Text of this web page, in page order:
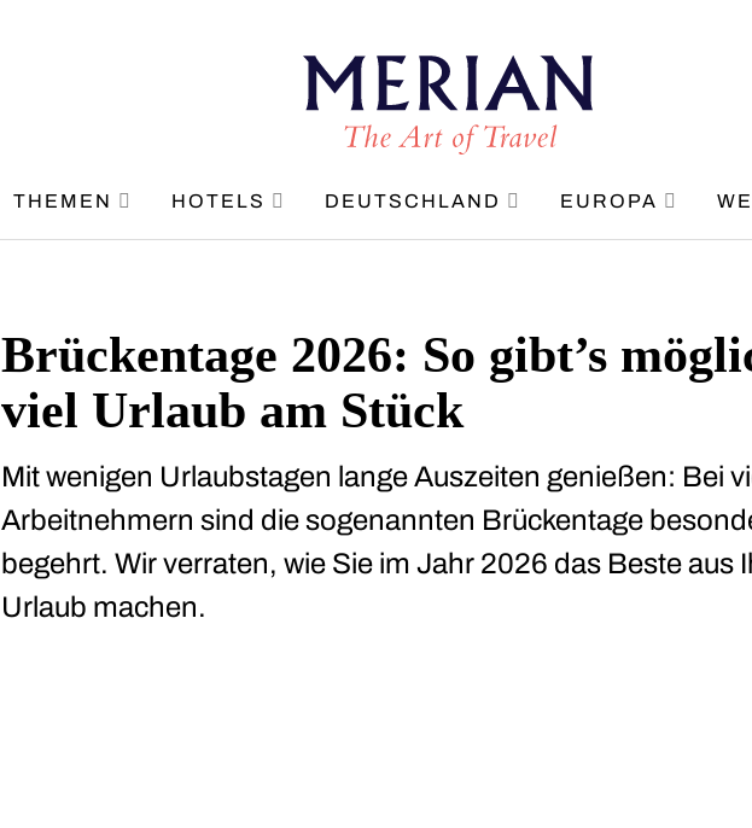
THEMEN HOTELS DEUTSCHLAND EUROPA
Brückentage 2026: So gibt’s
viel Urlaub am Stück
Mit wenigen Urlaubstagen lange Auszeiten genießen: Bei
Arbeitnehmern sind die sogenannten Brückentage
begehrt. Wir verraten, wie Sie im Jahr 2026 das Beste aus
Urlaub machen.